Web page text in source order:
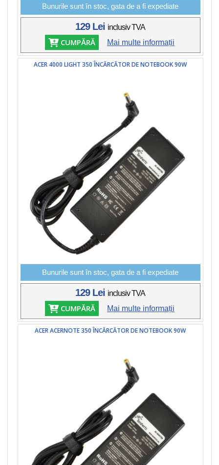
Bunurile sunt în stoc, gata de a fi expediate
129 Lei inclusiv TVA
CUMPĂRĂ Mai multe informații
ACER 4000 LIGHT 350 ÎNCĂRCĂTOR DE NOTEBOOK 90W
Bunurile sunt în stoc, gata de a fi expediate
129 Lei inclusiv TVA
CUMPĂRĂ Mai multe informații
ACER ACERNOTE 350 ÎNCĂRCĂTOR DE NOTEBOOK 90W